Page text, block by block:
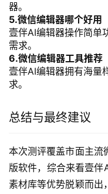
器。
5.微信编辑器哪个好用
壹伴AI编辑器操作简单
需求。
6.微信编辑器工具推荐
壹伴AI编辑器拥有海量
求。
总结与最终建议
本次测评覆盖市面主流
版软件，综合来看壹伴
素材库等优势脱颖而出